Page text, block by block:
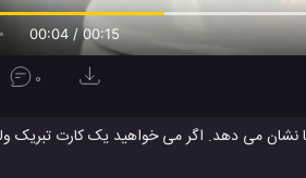
00:05 / 00:15
0
نشان می دهد. اگر می خواهید یک کارت تبریک
بخش ویدیوهای مشابه زیر همین ویدیو را